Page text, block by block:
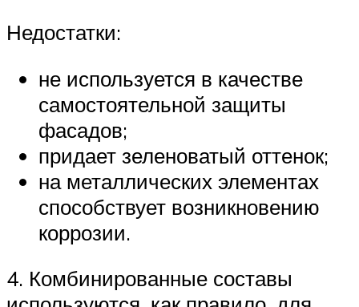
Недостатки:
не используется в качестве
самостоятельной защиты
фасадов;
придает зеленоватый оттенок;
на металлических элементах
способствует возникновению
коррозии.
4. Комбинированные составы